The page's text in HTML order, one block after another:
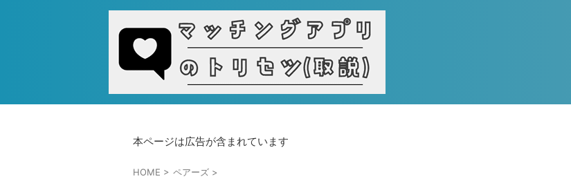
本ページは広告が含まれています
HOME > ペアーズ >